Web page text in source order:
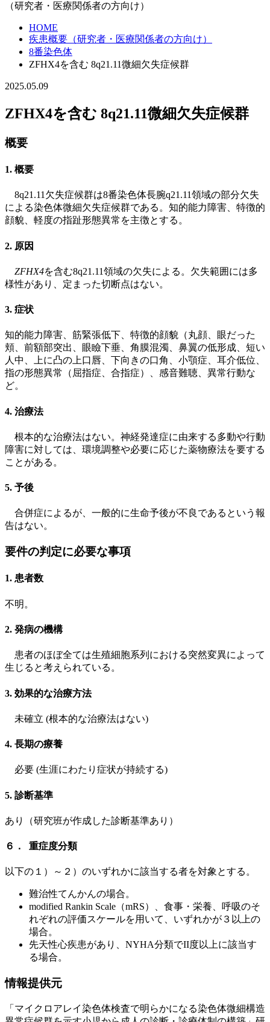
（研究者・医療関係者の方向け）
HOME
疾患概要（研究者・医療関係者の方向け）
8番染色体
ZFHX4を含む 8q21.11微細欠失症候群
2025.05.09
ZFHX4を含む 8q21.11微細欠失症候群
概要
1. 概要
8q21.11欠失症候群は8番染色体長腕q21.11領域の部分欠失
による染色体微細欠失症候群である。知的能力障害、特徴的
顔貌、軽度の指趾形態異常を主徴とする。
2. 原因
ZFHX4を含む8q21.11領域の欠失による。欠失範囲には多
様性があり、定まった切断点はない。
3. 症状
知的能力障害、筋緊張低下、特徴的顔貌（丸顔、眼だった
頬、前額部突出、眼瞼下垂、角膜混濁、鼻翼の低形成、短い
人中、上に凸の上口唇、下向きの口角、小顎症、耳介低位、
指の形態異常（屈指症、合指症）、感音難聴、異常行動な
ど。
4. 治療法
根本的な治療法はない。神経発達症に由来する多動や行動
障害に対しては、環境調整や必要に応じた薬物療法を要する
ことがある。
5. 予後
合併症によるが、一般的に生命予後が不良であるという報
告はない。
要件の判定に必要な事項
1. 患者数
不明。
2. 発病の機構
患者のほぼ全ては生殖細胞系列における突然変異によって
生じると考えられている。
3. 効果的な治療方法
未確立 (根本的な治療法はない)
4. 長期の療養
必要 (生涯にわたり症状が持続する)
5. 診断基準
あり（研究班が作成した診断基準あり）
６． 重症度分類
以下の１）～２）のいずれかに該当する者を対象とする。
難治性てんかんの場合。
modified Rankin Scale（mRS）、食事・栄養、呼吸のそ
れぞれの評価スケールを用いて、いずれかが３以上の
場合。
先天性心疾患があり、NYHA分類でII度以上に該当す
る場合。
情報提供元
「マイクロアレイ染色体検査で明らかになる染色体微細構造